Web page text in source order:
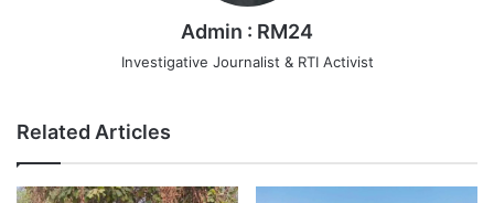
Admin : RM24
Investigative Journalist & RTI Activist
Related Articles